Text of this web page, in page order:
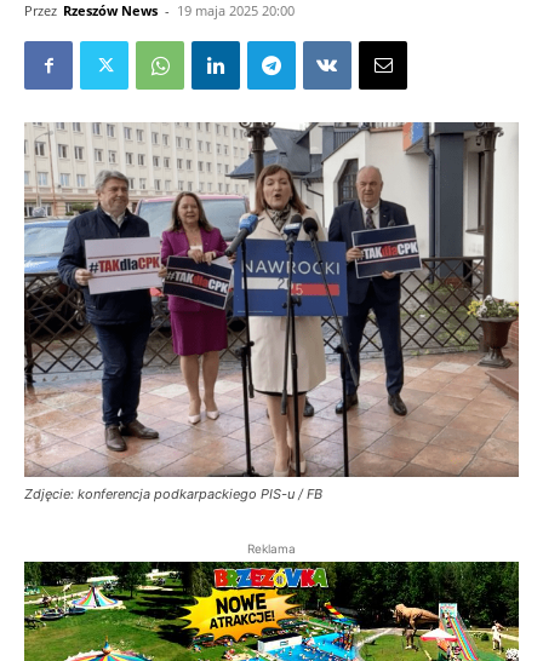
Przez Rzeszów News - 19 maja 2025 20:00
Zdjęcie: konferencja podkarpackiego PIS-u / FB
Reklama